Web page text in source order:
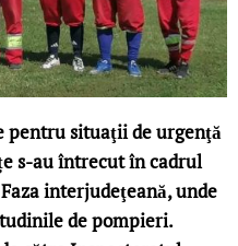
pentru situaţii de urgenţă
s-au întrecut în cadrul
interjudeţeană, unde
de pompieri.